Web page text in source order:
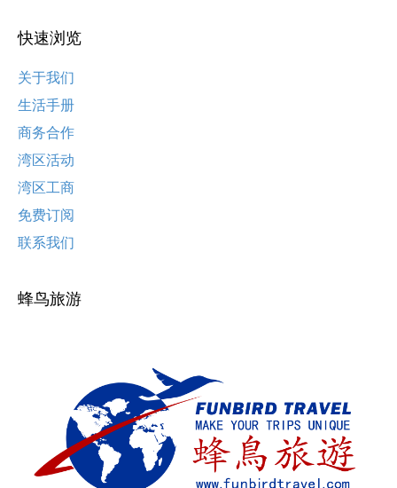
快速浏览
关于我们
生活手册
商务合作
湾区活动
湾区工商
免费订阅
联系我们
蜂鸟旅游